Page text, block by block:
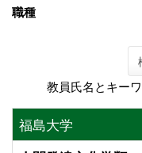
職種
教員氏名とキー
福島大学